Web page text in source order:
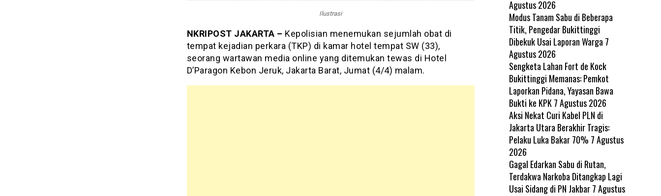
Ilustrasi
NKRIPOST JAKARTA – Kepolisian menemukan sejumlah obat di
tempat kejadian perkara (TKP) di kamar hotel tempat SW (33),
seorang wartawan media online yang ditemukan tewas di Hotel
D’Paragon Kebon Jeruk, Jakarta Barat, Jumat (4/4) malam.
Agustus 2026
Modus Tanam Sabu di Beberapa
Titik, Pengedar Bukittinggi
Dibekuk Usai Laporan Warga 7
Agustus 2026
Sengketa Lahan Fort de Kock
Bukittinggi Memanas: Pemkot
Laporkan Pidana, Yayasan Bawa
Bukti ke KPK 7 Agustus 2026
Aksi Nekat Curi Kabel PLN di
Jakarta Utara Berakhir Tragis:
Pelaku Luka Bakar 70% 7 Agustus
2026
Gagal Edarkan Sabu di Rutan,
Terdakwa Narkoba Ditangkap Lagi
Usai Sidang di PN Jakbar 7 Agustus